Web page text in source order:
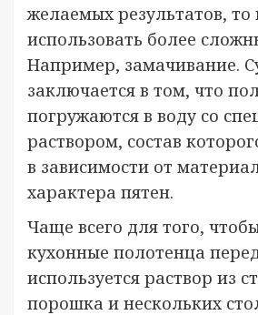
желаемых результатов, то
использовать более
Например, замачивание.
заключается в том, что
погружаются в воду со
раствором, состав
в зависимости от
характера пятен.
Чаще всего для того,
кухонные полотенца
используется раствор из
порошка и нескольких